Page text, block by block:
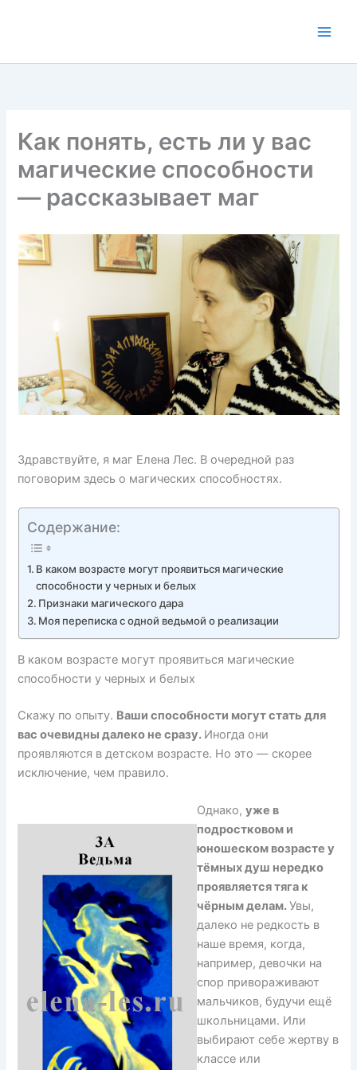
Как понять, есть ли у вас
магические способности
— рассказывает маг
Здравствуйте, я маг Елена Лес. В очередной раз
поговорим здесь о магических способностях.
Содержание:
В каком возрасте могут проявиться магические
способности у черных и белых
Признаки магического дара
Моя переписка с одной ведьмой о реализации
В каком возрасте могут проявиться магические
способности у черных и белых
Скажу по опыту. Ваши способности могут стать для
вас очевидны далеко не сразу. Иногда они
проявляются в детском возрасте. Но это — скорее
исключение, чем правило.
Однако,уже в
подростковом и
юношеском возрасте у
тёмных душ нередко
проявляется тяга к
чёрным делам.Увы,
далеко не редкость в
наше время, когда,
например, девочки на
спор привораживают
мальчиков, будучи ещё
школьницами. Или
выбирают себе жертву в
классе или